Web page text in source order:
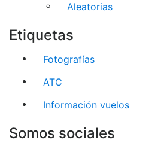
Aleatorias
Etiquetas
Fotografías
ATC
Información vuelos
Somos sociales